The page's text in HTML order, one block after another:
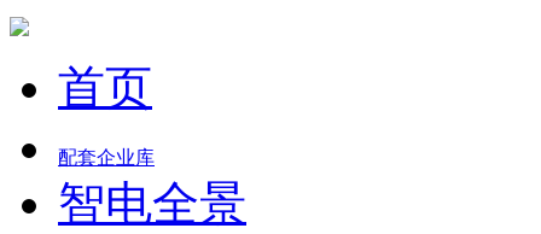
首页
配套企业库
智电全景